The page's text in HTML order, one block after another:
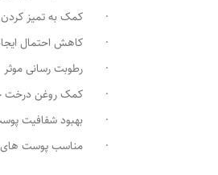
· کمک به تمیز کردن
· کاهش احتمال
· رطوبت رسانی موثر
· کمک روغن درخت
· بهبود شفافیت
· مناسب پوست های